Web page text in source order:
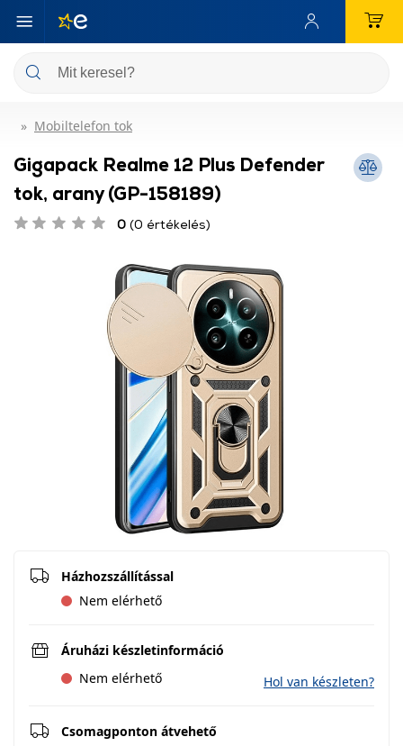
Mobiltelefon tok
Gigapack Realme 12 Plus Defender
tok, arany (GP-158189)
0 (0 értékelés)
Házhozszállítással
Nem elérhető
Áruházi készletinformáció
Nem elérhető
Hol van készleten?
Csomagponton átvehető